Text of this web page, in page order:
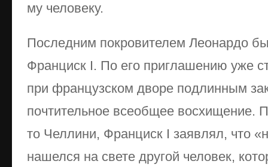
му че­ло­ве­ку.
По­след­ним по­кро­ви­те­лем Ле­о­нар­до
Фран­циск I. По его при­гла­ше­нию уже
при фран­цуз­ском дво­ре под­лин­ным
почтительное всеобщее вос­хи­ще­ние.
то Чел­ли­ни, Фран­циск I за­яв­лял, что
на­шел­ся на све­те дру­гой че­ло­век,